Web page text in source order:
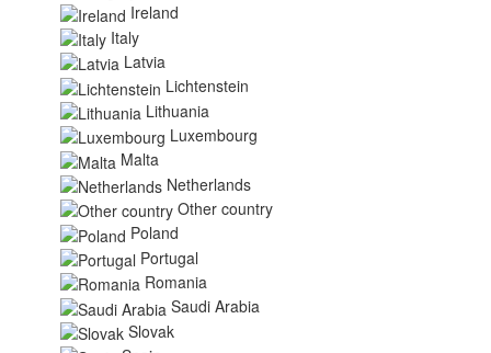
Ireland
Italy
Latvia
Lichtenstein
Lithuania
Luxembourg
Malta
Netherlands
Other country
Poland
Portugal
Romania
Saudi Arabia
Slovak